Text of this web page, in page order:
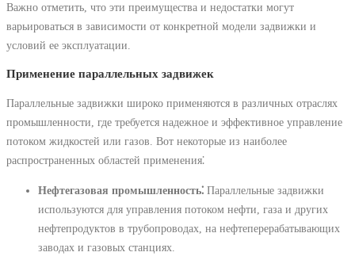
Важно отметить, что эти преимущества и недостатки могут
варьироваться в зависимости от конкретной модели задвижки и
условий ее эксплуатации.
Применение параллельных задвижек
Параллельные задвижки широко применяются в различных отраслях
промышленности, где требуется надежное и эффективное управление
потоком жидкостей или газов. Вот некоторые из наиболее
распространенных областей применения⁚
Нефтегазовая промышленность⁚ Параллельные задвижки
используются для управления потоком нефти, газа и других
нефтепродуктов в трубопроводах, на нефтеперерабатывающих
заводах и газовых станциях.